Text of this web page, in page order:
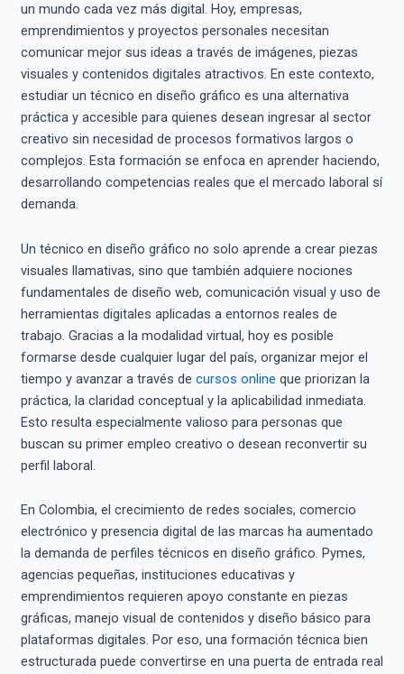
un mundo cada vez más digital. Hoy, empresas,
emprendimientos y proyectos personales necesitan
comunicar mejor sus ideas a través de imágenes, piezas
visuales y contenidos digitales atractivos. En este contexto,
estudiar un técnico en diseño gráfico es una alternativa
práctica y accesible para quienes desean ingresar al sector
creativo sin necesidad de procesos formativos largos o
complejos. Esta formación se enfoca en aprender haciendo,
desarrollando competencias reales que el mercado laboral sí
demanda.
Un técnico en diseño gráfico no solo aprende a crear piezas
visuales llamativas, sino que también adquiere nociones
fundamentales de diseño web, comunicación visual y uso de
herramientas digitales aplicadas a entornos reales de
trabajo. Gracias a la modalidad virtual, hoy es posible
formarse desde cualquier lugar del país, organizar mejor el
tiempo y avanzar a través de cursos online que priorizan la
práctica, la claridad conceptual y la aplicabilidad inmediata.
Esto resulta especialmente valioso para personas que
buscan su primer empleo creativo o desean reconvertir su
perfil laboral.
En Colombia, el crecimiento de redes sociales, comercio
electrónico y presencia digital de las marcas ha aumentado
la demanda de perfiles técnicos en diseño gráfico. Pymes,
agencias pequeñas, instituciones educativas y
emprendimientos requieren apoyo constante en piezas
gráficas, manejo visual de contenidos y diseño básico para
plataformas digitales. Por eso, una formación técnica bien
estructurada puede convertirse en una puerta de entrada real